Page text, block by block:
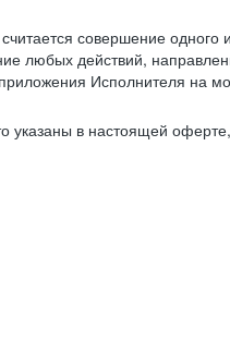
совершение одного
любых действий,
Исполнителя на
в настоящей